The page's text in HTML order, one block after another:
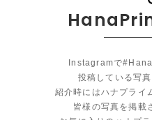
Instagramで
投稿している写
紹介時にはハナプライ
皆様の写真を掲載